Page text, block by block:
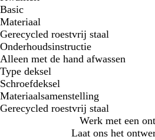
Basic
Materiaal
Gerecycled roestvrij staal
Onderhoudsinstructie
Alleen met de hand afwassen
Type deksel
Schroefdeksel
Materiaalsamenstelling
Gerecycled roestvrij staal
Werk met een
Laat ons het